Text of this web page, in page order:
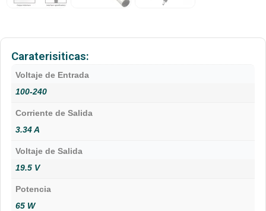
Caraterisiticas:
Voltaje de Entrada
100-240
Corriente de Salida
3.34 A
Voltaje de Salida
19.5 V
Potencia
65 W